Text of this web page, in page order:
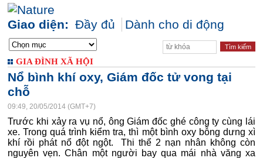
Giao diện: Đầy đủ Dành cho di động
GIA ĐÌNH XÃ HỘI
Nổ bình khí oxy, Giám đốc tử vong tại
chỗ
09:49, 20/05/2014 (GMT+7)
Trước khi xảy ra vụ nổ, ông Giám đốc ghé công ty cùng lái
xe. Trong quá trình kiểm tra, thì một bình oxy bỗng dưng xì
khí rồi phát nổ đột ngột. Thi thể 2 nạn nhân không còn
nguyên vẹn. Chân một người bay qua mái nhà văng xa